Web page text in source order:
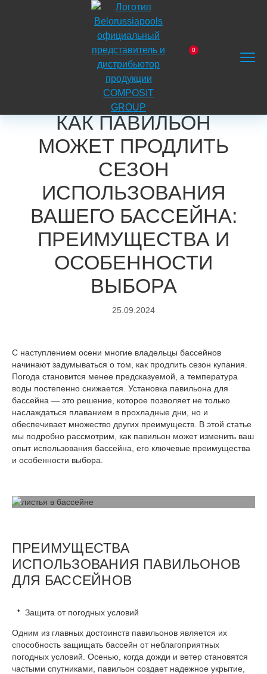
На
главную
0
ПоискМеню
Обзоры продукции
Как павильон может продлить сезон использования
вашего бассейна: преимущества и особенности
КАК ПАВИЛЬОН
МОЖЕТ ПРОДЛИТЬ
СЕЗОН
ИСПОЛЬЗОВАНИЯ
ВАШЕГО БАССЕЙНА:
ПРЕИМУЩЕСТВА И
ОСОБЕННОСТИ
ВЫБОРА
25.09.2024
С наступлением осени многие владельцы бассейнов
начинают задумываться о том, как продлить сезон купания.
Погода становится менее предсказуемой, а температура
воды постепенно снижается. Установка павильона для
бассейна — это решение, которое позволяет не только
наслаждаться плаванием в прохладные дни, но и
обеспечивает множество других преимуществ. В этой статье
мы подробно рассмотрим, как павильон может изменить ваш
опыт использования бассейна, его ключевые преимущества
и особенности выбора.
ПРЕИМУЩЕСТВА
ИСПОЛЬЗОВАНИЯ ПАВИЛЬОНОВ
ДЛЯ БАССЕЙНОВ
Защита от погодных условий
Одним из главных достоинств павильонов является их
способность защищать бассейн от неблагоприятных
погодных условий. Осенью, когда дожди и ветер становятся
частыми спутниками, павильон создает надежное укрытие,